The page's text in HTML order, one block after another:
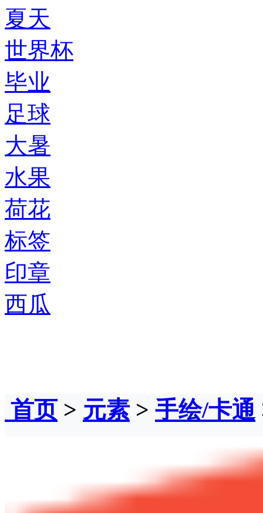
夏天
世界杯
毕业
足球
大暑
水果
荷花
标签
印章
西瓜
首页> 元素 > 手绘/卡通